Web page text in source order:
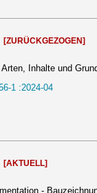
[ZURÜCKGEZOGEN]
Inhalte und
1 :2024-04
[AKTUELL]
-